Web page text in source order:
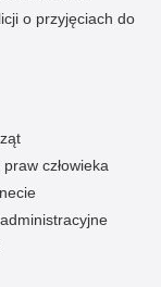
o przyjęciach do
człowieka